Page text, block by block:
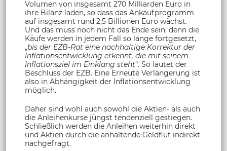
Volumen von insgesamt 270 Milliarden Euro in
ihre Bilanz laden, so dass das Ankaufprogramm
auf insgesamt rund 2,5 Billionen Euro wächst.
Und das muss noch nicht das Ende sein, denn die
Käufe werden in jedem Fall so lange fortgesetzt,
„bis der EZB-Rat eine nachhaltige Korrektur der
Inflationsentwicklung erkennt, die mit seinem
Inflationsziel im Einklang steht“. So lautet der
Beschluss der EZB. Eine Erneute Verlängerung ist
also in Abhängigkeit der Inflationsentwicklung
möglich.
Daher sind wohl auch sowohl die Aktien- als auch
die Anleihenkurse jüngst tendenziell gestiegen.
Schließlich werden die Anleihen weiterhin direkt
und Aktien durch die anhaltende Geldflut indirekt
nachgefragt.